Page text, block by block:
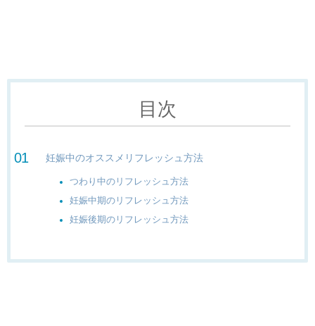
目次
妊娠中のオススメリフレッシュ方法
つわり中のリフレッシュ方法
妊娠中期のリフレッシュ方法
妊娠後期のリフレッシュ方法